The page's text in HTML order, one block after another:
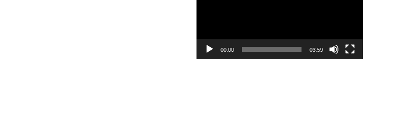
c
00:00 03:59